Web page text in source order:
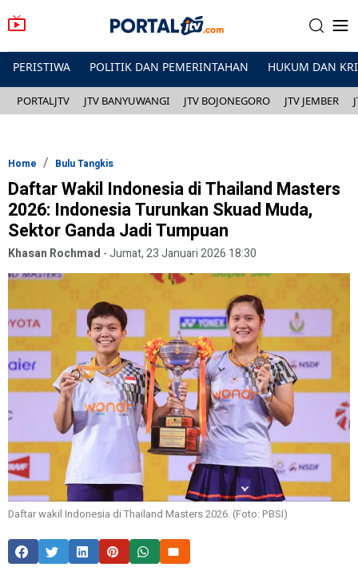
PERISTIWA POLITIK DAN PEMERINTAHAN HUKUM DAN
PORTALJTV JTV BANYUWANGI JTV BOJONEGORO JTV JEMBER
Home Bulu Tangkis
Daftar Wakil Indonesia di Thailand Masters
2026: Indonesia Turunkan Skuad Muda,
Sektor Ganda Jadi Tumpuan
Khasan Rochmad -Jumat, 23 Januari 2026 18:30
Daftar wakil Indonesia di Thailand Masters 2026. (Foto: PBSI)